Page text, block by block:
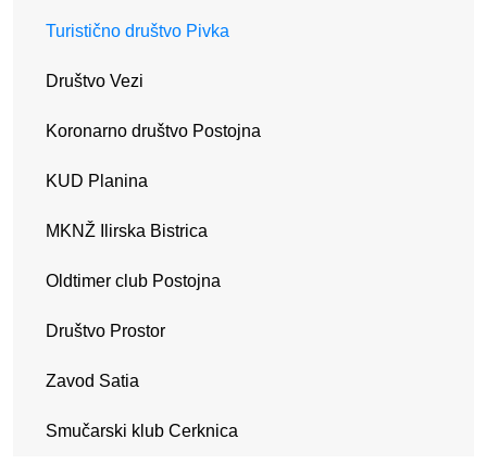
Turistično društvo Pivka
Društvo Vezi
Koronarno društvo Postojna
KUD Planina
MKNŽ Ilirska Bistrica
Oldtimer club Postojna
Društvo Prostor
Zavod Satia
Smučarski klub Cerknica